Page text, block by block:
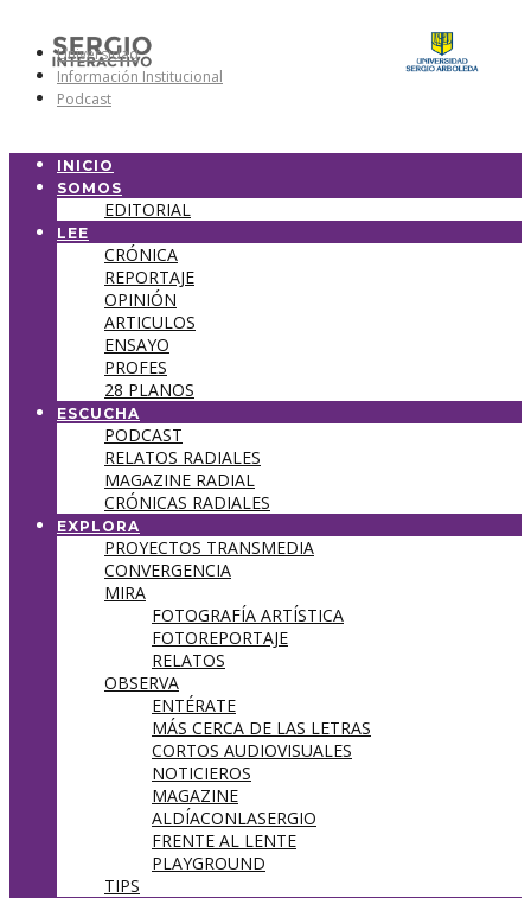
Universidad
Información Institucional
Podcast
INICIO
SOMOS
EDITORIAL
LEE
CRÓNICA
REPORTAJE
OPINIÓN
ARTICULOS
ENSAYO
PROFES
28 PLANOS
ESCUCHA
PODCAST
RELATOS RADIALES
MAGAZINE RADIAL
CRÓNICAS RADIALES
EXPLORA
PROYECTOS TRANSMEDIA
CONVERGENCIA
MIRA
FOTOGRAFÍA ARTÍSTICA
FOTOREPORTAJE
RELATOS
OBSERVA
ENTÉRATE
MÁS CERCA DE LAS LETRAS
CORTOS AUDIOVISUALES
NOTICIEROS
MAGAZINE
ALDÍACONLASERGIO
FRENTE AL LENTE
PLAYGROUND
TIPS